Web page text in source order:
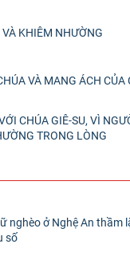
VÀ KHIÊM NHƯỜNG
VÀ MANG ÁCH CỦA
CHÚA GIÊ-SU, VÌ
TRONG LÒNG
nghèo ở Nghệ An thầm
số